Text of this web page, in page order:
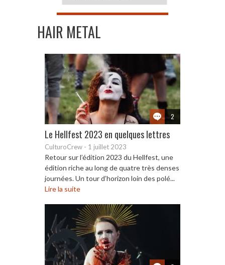
HAIR METAL
2
Le Hellfest 2023 en quelques lettres
CulturoCrew - 1 juillet 2023
Retour sur l’édition 2023 du Hellfest, une
édition riche au long de quatre très denses
journées. Un tour d’horizon loin des polé...
Lire la suite